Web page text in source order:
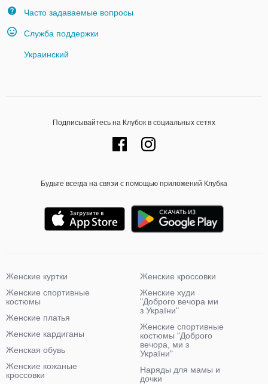
Часто задаваемые вопросы
Служба поддержки
Украинский
Подписывайтесь на Клубок в социальных сетях
Будьте всегда на связи с помощью приложений Клубка
Женские куртки
Женские спортивные
костюмы
Женские платья
Женские кардиганы
Женская обувь
Женские кожаные
кроссовки
Женские кроссовки
Женские худи
"Доброго вечора ми
з України"
Женские спортивные
костюмы "Доброго
вечора, ми з
України"
Наряды для мамы и
дочки